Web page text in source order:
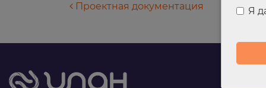
Навигация по
Проектная документация Я